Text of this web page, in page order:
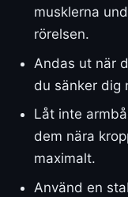
musklerna
rörelsen.
Andas ut när
du sänker dig
Låt inte
dem nära
maximalt.
Använd en